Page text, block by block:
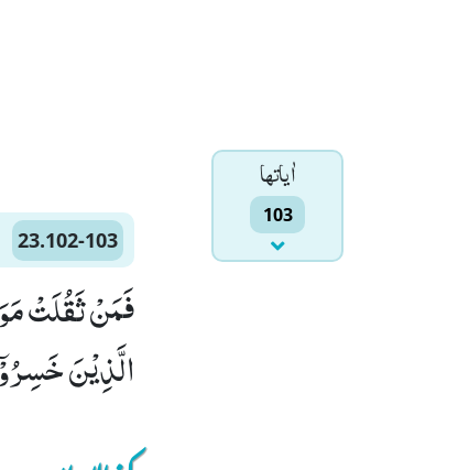
اٰياتها
103
23.102-103
الَّذِیْنَ